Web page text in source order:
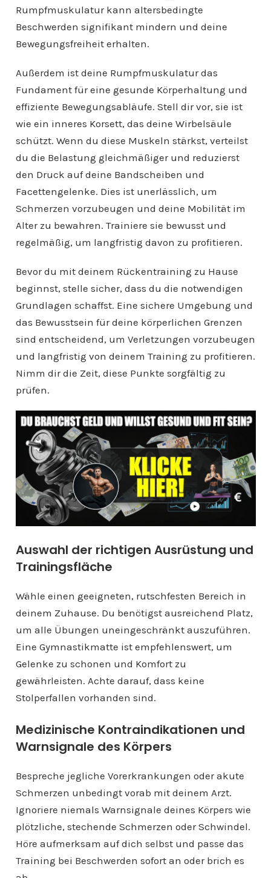
Rumpfmuskulatur kann altersbedingte
Beschwerden signifikant mindern und deine
Bewegungsfreiheit erhalten.
Außerdem ist deine Rumpfmuskulatur das
Fundament für eine gesunde Körperhaltung und
effiziente Bewegungsabläufe. Stell dir vor, sie ist
wie ein inneres Korsett, das deine Wirbelsäule
schützt. Wenn du diese Muskeln stärkst, verteilst
du die Belastung gleichmäßiger und reduzierst
den Druck auf deine Bandscheiben und
Facettengelenke. Dies ist unerlässlich, um
Schmerzen vorzubeugen und deine Mobilität im
Alter zu bewahren. Trainiere sie bewusst und
regelmäßig, um langfristig davon zu profitieren.
Bevor du mit deinem Rückentraining zu Hause
beginnst, stelle sicher, dass du die notwendigen
Grundlagen schaffst. Eine sichere Umgebung und
das Bewusstsein für deine körperlichen Grenzen
sind entscheidend, um Verletzungen vorzubeugen
und langfristig von deinem Training zu profitieren.
Nimm dir die Zeit, diese Punkte sorgfältig zu
prüfen.
Auswahl der richtigen Ausrüstung und
Trainingsfläche
Wähle einen geeigneten, rutschfesten Bereich in
deinem Zuhause. Du benötigst ausreichend Platz,
um alle Übungen uneingeschränkt auszuführen.
Eine Gymnastikmatte ist empfehlenswert, um
Gelenke zu schonen und Komfort zu
gewährleisten. Achte darauf, dass keine
Stolperfallen vorhanden sind.
Medizinische Kontraindikationen und
Warnsignale des Körpers
Bespreche jegliche Vorerkrankungen oder akute
Schmerzen unbedingt vorab mit deinem Arzt.
Ignoriere niemals Warnsignale deines Körpers wie
plötzliche, stechende Schmerzen oder Schwindel.
Höre aufmerksam auf dich selbst und passe das
Training bei Beschwerden sofort an oder brich es